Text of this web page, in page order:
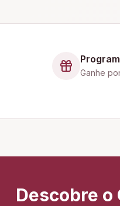
Ganhe
Descobre o